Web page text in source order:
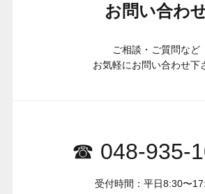
お問い合わ
ご相談・ご質問など
お気軽にお問い合わせ下
☎ 048-935-
受付時間：平日8:30〜